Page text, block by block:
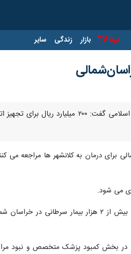
ایرنا TV بازار زندگی سایر
بجنورد- ایرنا- نماینده مردم بجنورد، مانه، سملقان، گرمه،
برای درمان به کلانشهر ها مراجعه می
می شود.
نماینده مردم بجنورد، مانه، سملقان، گرمه، جاجرم و راز و جرگلان در مجلس
بخش کمبود پزشک متخصص و نبود